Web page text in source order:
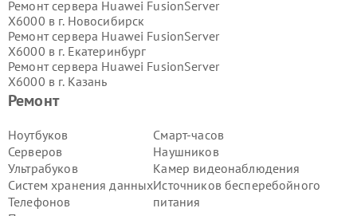
Ремонт
Ноутбуков
Серверов
Ультрабуков
Систем хранения данных
Телефонов
Смарт-часов
Наушников
Камер видеонаблюдения
Источников бесперебойного
питания
Ремонт сервера Huawei FusionServer
X6000 в г. Новосибирск
Ремонт сервера Huawei FusionServer
X6000 в г. Екатеринбург
Ремонт сервера Huawei FusionServer
X6000 в г. Казань
Ремонт сервера Huawei FusionServer
X6000 в г.
Ремонт сервера Huawei FusionServer
X6000 в г.Волгоград
Ремонт сервера Huawei FusionServer
X6000 в г.Самара
Ремонт сервера Huawei FusionServer
X6000 в г.Пермь